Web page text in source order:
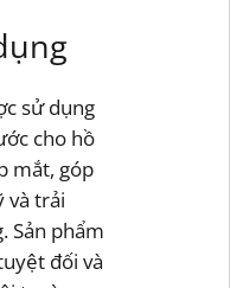
sử dụng
cho hồ
mắt, góp
và trải
Sản phẩm
đối và